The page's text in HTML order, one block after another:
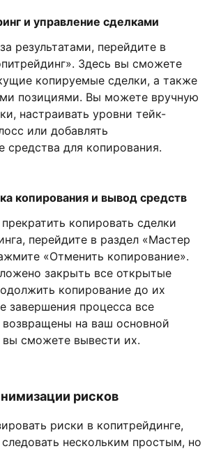
и управление сделками
результатами, перейдите в
Здесь вы сможете
копируемые сделки, а также
позициями. Вы можете вручную
настраивать уровни тейк-
или добавлять
средства для копирования.
копирования и вывод средств
копировать сделки
перейдите в раздел «Мастер
«Отменить копирование».
закрыть все открытые
копирование до их
завершения процесса все
возвращены на ваш основной
вы сможете вывести их.
рисков
риски в копитрейдинге,
нескольким простым, но